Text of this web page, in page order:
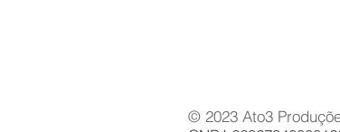
© 2023 Ato3